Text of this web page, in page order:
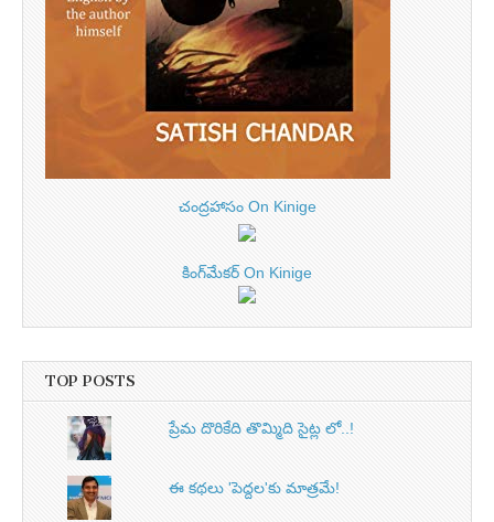
చంద్రహాసం On Kinige
కింగ్‌మేకర్ On Kinige
TOP POSTS
ప్రేమ దొరికేది తొమ్మిది సైట్ల లో..!
ఈ కథలు 'పెద్దల'కు మాత్రమే!